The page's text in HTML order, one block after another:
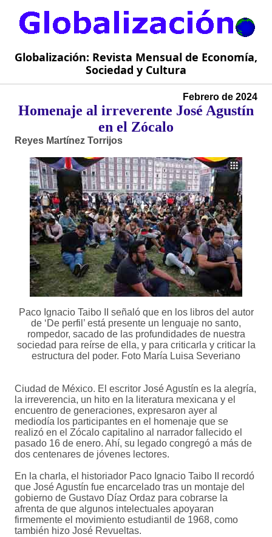
Globalización: Revista Mensual de Economía,
Sociedad y Cultura
Febrero de 2024
Homenaje al irreverente José Agustín
en el Zócalo
Reyes Martínez Torrijos
Paco Ignacio Taibo II señaló que en los libros del autor
de ‘De perfil’ está presente un lenguaje no santo,
rompedor, sacado de las profundidades de nuestra
sociedad para reírse de ella, y para criticarla y criticar la
estructura del poder. Foto María Luisa Severiano
Ciudad de México. El escritor José Agustín es la alegría,
la irreverencia, un hito en la literatura mexicana y el
encuentro de generaciones, expresaron ayer al
mediodía los participantes en el homenaje que se
realizó en el Zócalo capitalino al narrador fallecido el
pasado 16 de enero. Ahí, su legado congregó a más de
dos centenares de jóvenes lectores.
En la charla, el historiador Paco Ignacio Taibo II recordó
que José Agustín fue encarcelado tras un montaje del
gobierno de Gustavo Díaz Ordaz para cobrarse la
afrenta de que algunos intelectuales apoyaran
firmemente el movimiento estudiantil de 1968, como
también hizo José Revueltas.